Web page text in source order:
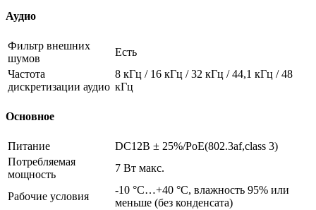
Аудио
Фильтр внешних
шумов
Есть
Частота
дискретизации аудио
8 кГц / 16 кГц / 32 кГц / 44,1 кГц / 48
кГц
Основное
Питание
DC12В ± 25%/PoE(802.3af,class 3)
Потребляемая
мощность
7 Вт макс.
Рабочие условия
-10 °C…+40 °C, влажность 95% или
меньше (без конденсата)